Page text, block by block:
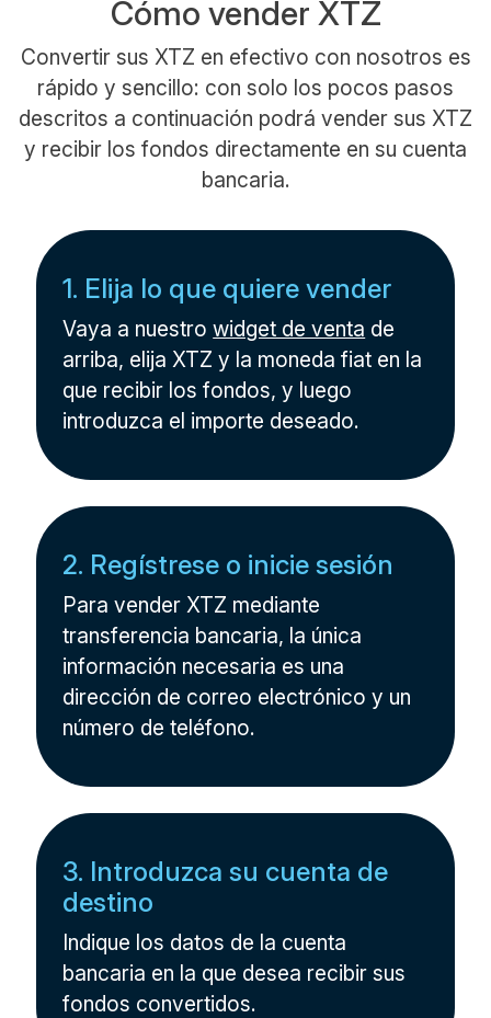
Cómo vender XTZ
Convertir sus XTZ en efectivo con nosotros es
rápido y sencillo: con solo los pocos pasos
descritos a continuación podrá vender sus XTZ
y recibir los fondos directamente en su cuenta
bancaria.
1. Elija lo que quiere vender
Vaya a nuestrowidget de venta de
arriba, elija XTZ y la moneda fiat en la
que recibir los fondos, y luego
introduzca el importe deseado.
2. Regístrese o inicie sesión
Para vender XTZ mediante
transferencia bancaria, la única
información necesaria es una
dirección de correo electrónico y un
número de teléfono.
3. Introduzca su cuenta de
destino
Indique los datos de la cuenta
bancaria en la que desea recibir sus
fondos convertidos.